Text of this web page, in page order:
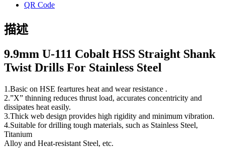
QR Code
描述
9.9mm U-111 Cobalt HSS Straight Shank
Twist Drills For Stainless Steel
1.Basic on HSE feartures heat and wear resistance .
2.”X” thinning reduces thrust load, accurates concentricity and
dissipates heat easily.
3.Thick web design provides high rigidity and minimum vibration.
4.Suitable for drilling tough materials, such as Stainless Steel,
Titanium
Alloy and Heat-resistant Steel, etc.